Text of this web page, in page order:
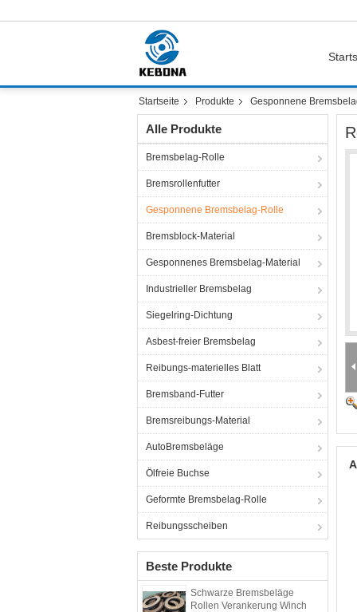
Startseite Produkte Gesponnene
Alle Produkte
Bremsbelag-Rolle
Bremsrollenfutter
Gesponnene Bremsbelag-Rolle
Bremsblock-Material
Gesponnenes Bremsbelag-Material
Industrieller Bremsbelag
Siegelring-Dichtung
Asbest-freier Bremsbelag
Reibungs-materielles Blatt
Bremsband-Futter
Bremsreibungs-Material
AutoBremsbeläge
Ölfreie Buchse
Geformte Bremsbelag-Rolle
Reibungsscheiben
Beste Produkte
Schwarze Bremsbeläge
Rollen Verankerung Winch